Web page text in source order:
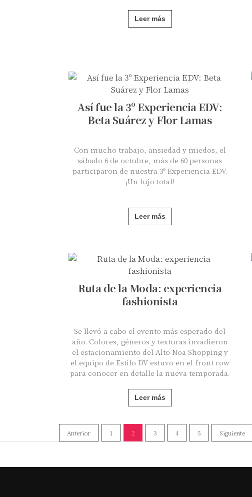
Leer más
Así fue la 3º Experiencia EDV:
Beta Suárez y Flor Lamas
Con mucho trabajo, ansiedad y miedos, el
sábado 6 de octubre, más de 60 personas
participaron de nuestra 3º Experiencia EDV.
¡Un lujo total!
Leer más
Ruta de la Moda: experiencia
fashionista
Se llevó a cabo el evento más esperado del
año. Colores, géneros y texturas invadieron
el estacionamiento del Alto Noa Shopping y
el equipo de Estilo DV estuvo en el front row
para conocer en detalle la nueva temporada.
Leer más
Anterior 1 2 3 4 5 Siguiente